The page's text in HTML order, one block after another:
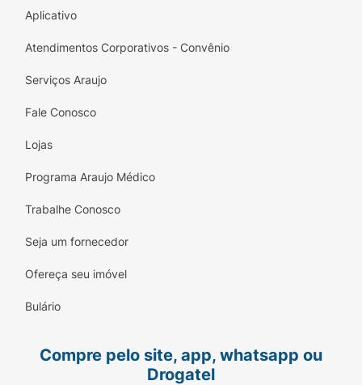
Aplicativo
Atendimentos Corporativos - Convênio
Serviços Araujo
Fale Conosco
Lojas
Programa Araujo Médico
Trabalhe Conosco
Seja um fornecedor
Ofereça seu imóvel
Bulário
Compre pelo site, app, whatsapp ou
Drogatel